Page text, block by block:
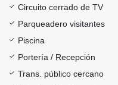
Circuito cerrado de TV
Parqueadero visitantes
Piscina
Portería / Recepción
Trans. público cercano